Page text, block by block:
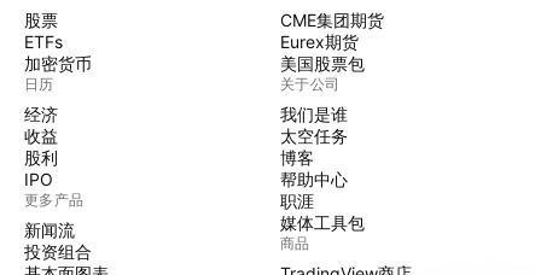
股票
ETFs
加密货币
日历
经济
收益
股利
IPO
更多产品
新闻流
投资组合
CME集团期货
Eurex期货
美国股票包
关于公司
我们是谁
太空任务
博客
帮助中心
职涯
媒体工具包
商品